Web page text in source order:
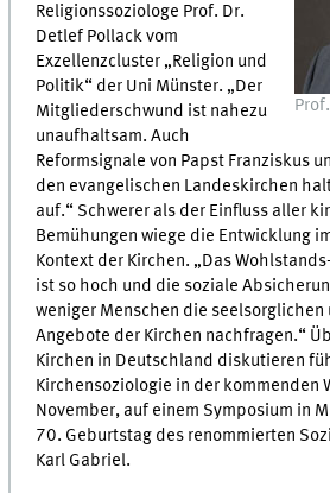
Religionssoziologe Prof. Dr.
Detlef Pollack vom
Exzellenzcluster „Religion und
Politik“ der Uni Münster. „Der
Mitgliederschwund ist nahezu
unaufhaltsam. Auch
Reformsignale von Papst Franziskus
den evangelischen Landeskirchen
auf.“ Schwerer als der Einfluss aller
Bemühungen wiege die Entwicklung
Kontext der Kirchen. „Das
ist so hoch und die soziale
weniger Menschen die seelsorglichen
Angebote der Kirchen nachfragen.“
Kirchen in Deutschland diskutieren
Kirchensoziologie in der kommenden
November, auf einem Symposium in
70. Geburtstag des renommierten
Karl Gabriel.